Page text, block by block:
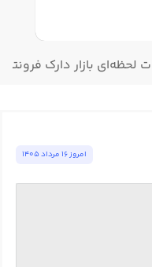
لحظه‌ای بازار دارک
امروز ١٦ مرداد ١٤٠٥